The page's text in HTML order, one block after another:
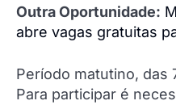
Outra Oportunidade:
abre vagas gratuitas
Período matutino, das
Para participar é